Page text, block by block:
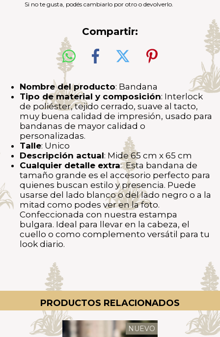
Si no te gusta, podés cambiarlo por otro o devolverlo.
Compartir:
Nombre del producto: Bandana
Tipo de material y composición: Interlock
de poliéster, tejido cerrado, suave al tacto,
muy buena calidad de impresión, usado para
bandanas de mayor calidad o
personalizadas.
Talle: Unico
Descripción actual: Mide 65 cm x 65 cm
Cualquier detalle extra: Esta bandana de
tamaño grande es el accesorio perfecto para
quienes buscan estilo y presencia. Puede
usarse del lado blanco o del lado negro o a la
mitad como podes ver en la foto.
Confeccionada con nuestra estampa
bulgara. Ideal para llevar en la cabeza, el
cuello o como complemento versátil para tu
look diario.
PRODUCTOS RELACIONADOS
NUEVO